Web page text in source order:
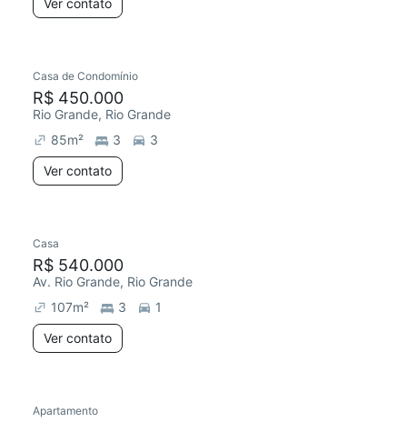
Ver contato
Casa de Condomínio
R$ 450.000
Rio Grande, Rio Grande
85m² 3
3
Ver contato
Casa
R$ 540.000
Av. Rio Grande, Rio Grande
107m² 3
1
Ver contato
Apartamento